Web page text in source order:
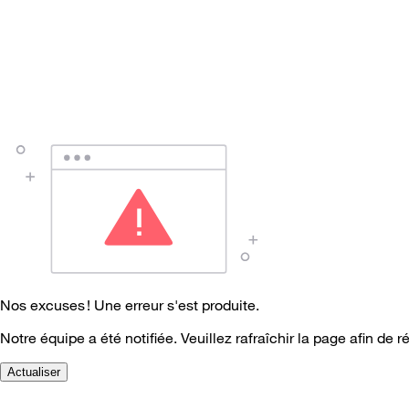
Nos excuses ! Une erreur s'est produite.
Notre équipe a été notifiée. Veuillez rafraîchir la page afin de
Actualiser